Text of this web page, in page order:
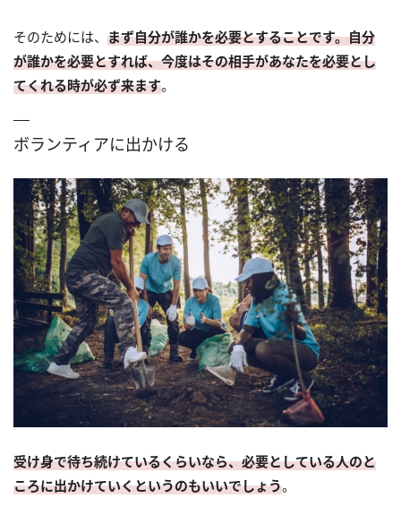
そのためには、 まず自分が誰かを必要とすることです。自分
が誰かを必要とすれば、今度はその相手があなたを必要とし
てくれる時が必ず来ます。
ボランティアに出かける
受け身で待ち続けているくらいなら、必要としている人のと
ころに出かけていくというのもいいでしょう。